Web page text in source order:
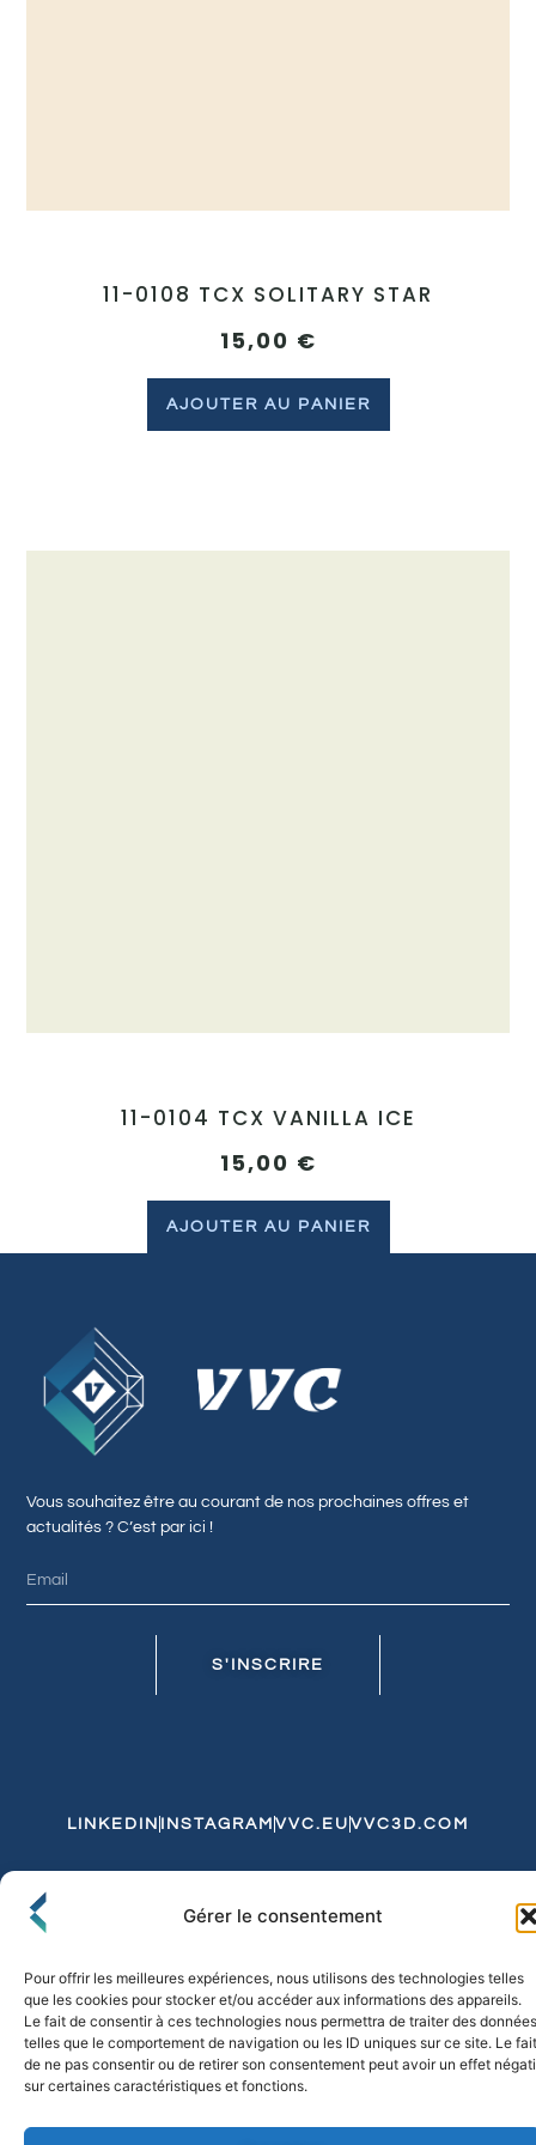
Gérer le consentement
Pour offrir les meilleures expériences, nous utilisons des technologies telles
que les cookies pour stocker et/ou accéder aux informations des appareils.
Le fait de consentir à ces technologies nous permettra de traiter des données
telles que le comportement de navigation ou les ID uniques sur ce site. Le fait
de ne pas consentir ou de retirer son consentement peut avoir un effet
sur certaines caractéristiques et fonctions.
11-0108 TCX SOLITARY STAR
15,00 €
AJOUTER AU PANIER
11-0104 TCX VANILLA ICE
15,00 €
AJOUTER AU PANIER
Vous souhaitez être au courant de nos prochaines offres et
actualités ? C’est par ici !
S'INSCRIRE
LINKEDIN INSTAGRAM VVC.EU VVC3D.COM
Politique de Confidentialité et de CookiesExpédition et Livraison
© 2026 FLO & CO. All Rights Reserved